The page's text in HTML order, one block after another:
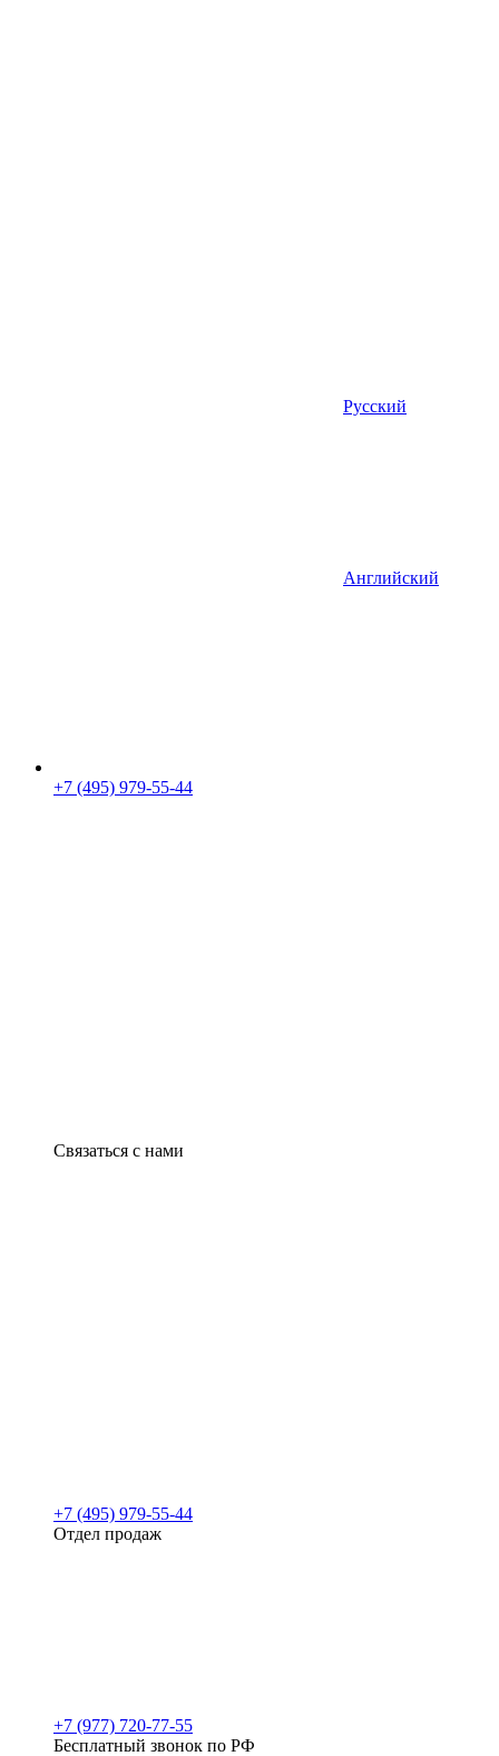
Русский
Английский
+7 (495) 979-55-44
Связаться с нами
+7 (495) 979-55-44
Отдел продаж
+7 (977) 720-77-55
Бесплатный звонок по РФ